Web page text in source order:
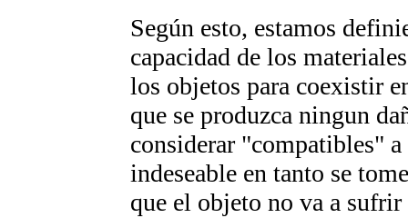
Según esto, estamos
capacidad de los
los objetos para coexistir
que se produzca ningun
considerar "compatibles"
indeseable en tanto se
que el objeto no va a